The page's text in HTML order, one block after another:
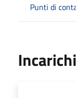
Punti di
Incarichi